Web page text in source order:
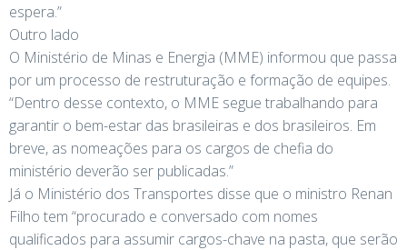
espera.”
Outro lado
O Ministério de Minas e Energia (MME) informou que passa
por um processo de restruturação e formação de equipes.
“Dentro desse contexto, o MME segue trabalhando para
garantir o bem-estar das brasileiras e dos brasileiros. Em
breve, as nomeações para os cargos de chefia do
ministério deverão ser publicadas.”
Já o Ministério dos Transportes disse que o ministro Renan
Filho tem “procurado e conversado com nomes
qualificados para assumir cargos-chave na pasta, que serão